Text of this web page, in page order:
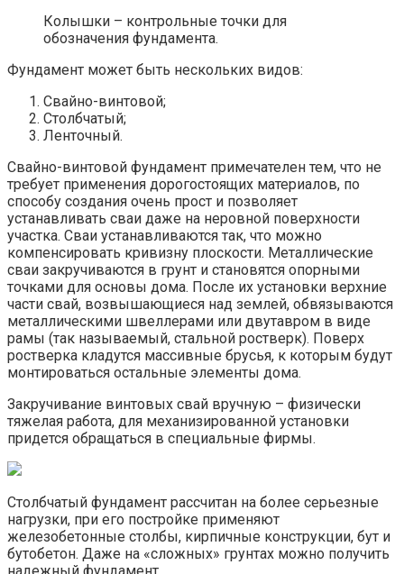
Колышки – контрольные точки для
обозначения фундамента.
Фундамент может быть нескольких видов:
Свайно-винтовой;
Столбчатый;
Ленточный.
Свайно-винтовой фундамент примечателен тем, что не
требует применения дорогостоящих материалов, по
способу создания очень прост и позволяет
устанавливать сваи даже на неровной поверхности
участка. Сваи устанавливаются так, что можно
компенсировать кривизну плоскости. Металлические
сваи закручиваются в грунт и становятся опорными
точками для основы дома. После их установки верхние
части свай, возвышающиеся над землей, обвязываются
металлическими швеллерами или двутавром в виде
рамы (так называемый, стальной ростверк). Поверх
ростверка кладутся массивные брусья, к которым будут
монтироваться остальные элементы дома.
Закручивание винтовых свай вручную – физически
тяжелая работа, для механизированной установки
придется обращаться в специальные фирмы.
Столбчатый фундамент рассчитан на более серьезные
нагрузки, при его постройке применяют
железобетонные столбы, кирпичные конструкции, бут и
бутобетон. Даже на «сложных» грунтах можно получить